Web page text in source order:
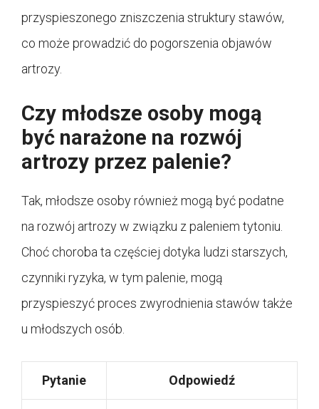
przyspieszonego zniszczenia struktury stawów,
co może prowadzić do pogorszenia objawów
artrozy.
Czy młodsze osoby mogą
być narażone na rozwój
artrozy przez palenie?
Tak, młodsze osoby również mogą być podatne
na rozwój artrozy w związku z paleniem tytoniu.
Choć choroba ta częściej dotyka ludzi starszych,
czynniki ryzyka, w tym palenie, mogą
przyspieszyć proces zwyrodnienia stawów także
u młodszych osób.
Pytanie Odpowiedź